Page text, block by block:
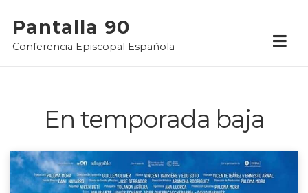
content
Pantalla 90
Conferencia Episcopal Española
En temporada baja